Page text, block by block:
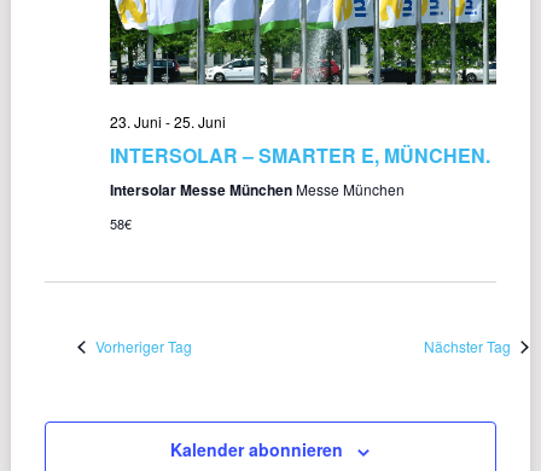
23. Juni -25. Juni
INTERSOLAR – SMARTER E, MÜNCHEN.
Intersolar Messe MünchenMesse München
58€
Vorheriger Tag Nächster Tag
Kalender abonnieren